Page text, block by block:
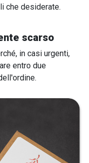
che desiderate.
scarso
in casi urgenti,
entro due